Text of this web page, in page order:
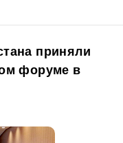
приняли
форуме в